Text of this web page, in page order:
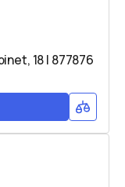
18 l 877876